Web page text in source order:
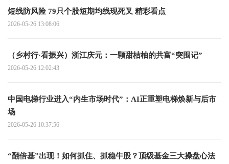
短线防风险 79只个股短期均线现死叉 精彩看点
2026-05-26 13:08:06
（乡村行·看振兴）浙江庆元：一颗甜桔柚的共富“突围记”
2026-05-26 12:02:43
中国电梯行业进入“内生市场时代”：AI正重塑电梯焕新与后市
场
2026-05-26 10:37:56
“翻倍基”出现！如何抓住、抓稳牛股？顶级基金三大操盘心法